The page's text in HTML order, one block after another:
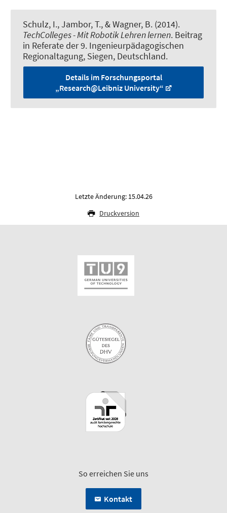
Schulz, I., Jambor, T., & Wagner, B. (2014).
TechColleges - Mit Robotik Lehren lernen. Beitrag
in Referate der 9. Ingenieurpädagogischen
Regionaltagung, Siegen, Deutschland.
Details im Forschungsportal
„Research@Leibniz University“
Letzte Änderung: 15.04.26
Druckversion
So erreichen Sie uns
Kontakt